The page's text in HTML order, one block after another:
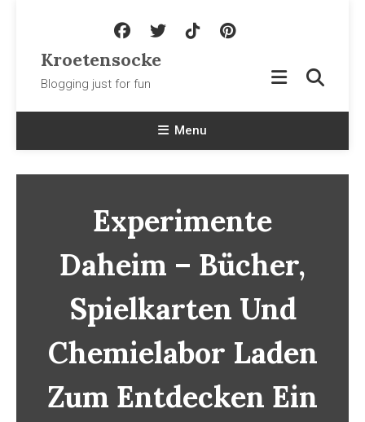
Kroetensocke
Blogging just for fun
Menu
Experimente
Daheim – Bücher,
Spielkarten Und
Chemielabor Laden
Zum Entdecken Ein